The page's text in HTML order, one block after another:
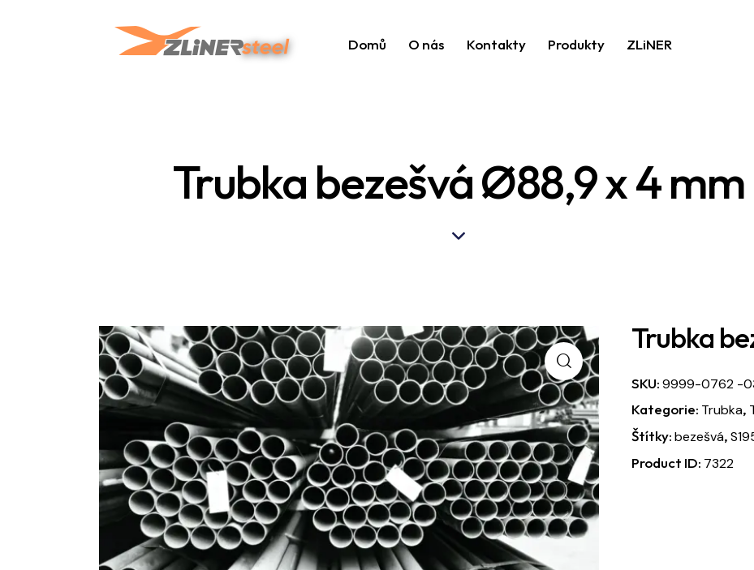
Domů O nás Kontakty Produkty ZLiNER
Trubka bezešvá Ø88,9 x 4 mm
Trubka
SKU:9999-0762 -
Kategorie: Trubka,
Štítky:bezešvá,
Product ID: 7322